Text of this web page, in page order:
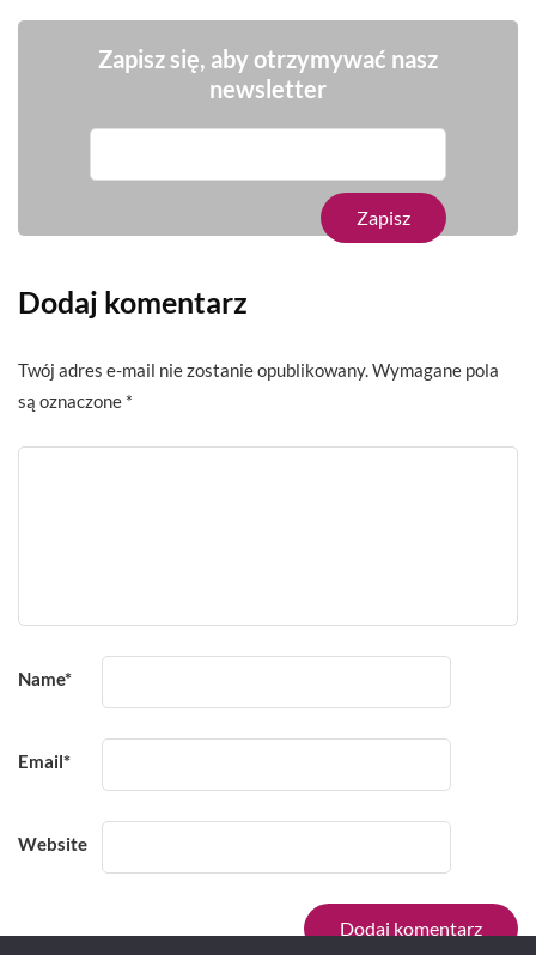
Zapisz się, aby otrzymywać nasz
newsletter
Dodaj komentarz
Twój adres e-mail nie zostanie opublikowany. Wymagane pola
są oznaczone *
Name*
Email*
Website